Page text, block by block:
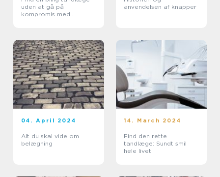
uden at gå på
kompromis med
anvendelsen af knapper
04. April 2024
Alt du skal vide om
belægning
14. March 2024
Find den rette
tandlæge: Sundt smil
hele livet